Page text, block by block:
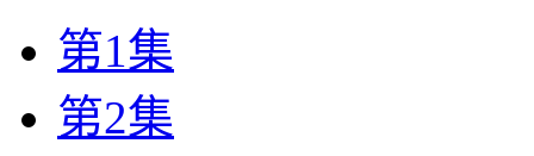
第1集
第2集